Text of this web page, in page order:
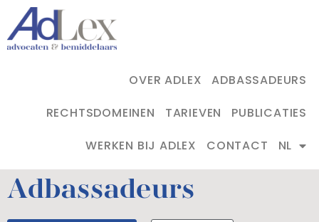
OVER ADLEX
ADBASSADEURS
RECHTSDOMEINEN
TARIEVEN
PUBLICATIES
WERKEN BIJ ADLEX
CONTACT NL
Adbassadeurs